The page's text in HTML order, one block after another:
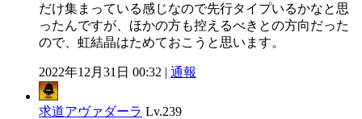
だけ集まっている感じなので先行タイプいるかなと思
ったんですが、ほかの方も控えるべきとの方向だった
ので、虹結晶はためておこうと思います。
2022年12月31日 00:32 | 通報
求道アヴァダーラ Lv.239